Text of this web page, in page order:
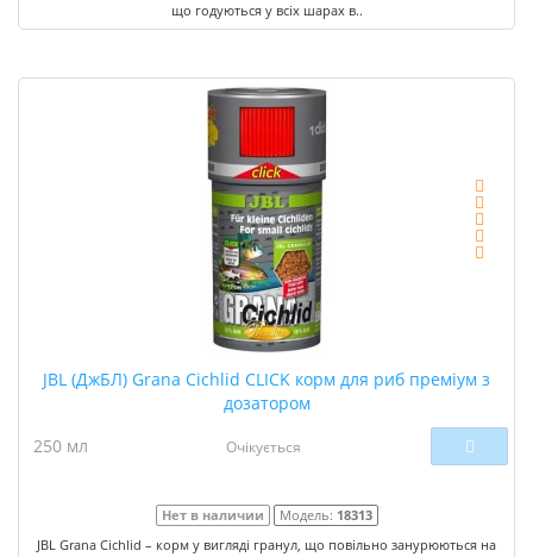
що годуються у всіх шарах в..
JBL (ДжБЛ) Grana Сichlid CLICK корм для риб преміум з
дозатором
250 мл
Очікується
Нет в наличии Модель: 18313
JBL Grana Cichlid – корм у вигляді гранул, що повільно занурюються на